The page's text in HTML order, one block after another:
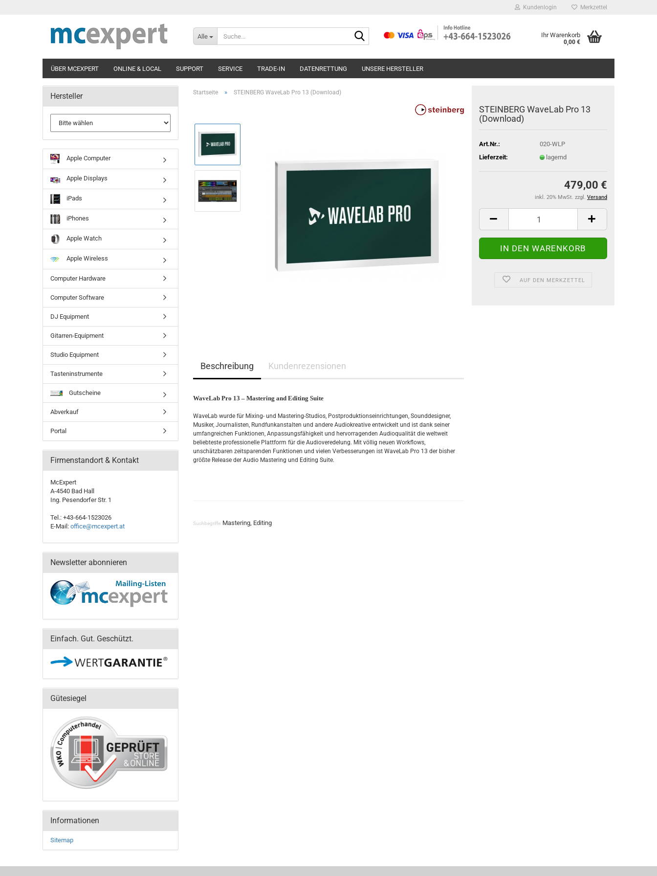
Kundenlogin Merkzettel
Alle
Suche...
Ihr Warenkorb
0,00 €
ÜBER MCEXPERT ONLINE & LOCAL SUPPORT SERVICE TRADE-IN DATENRETTUNG UNSERE HERSTELLER
Startseite » STEINBERG WaveLab Pro 13 (Download)
STEINBERG WaveLab Pro 13
(Download)
Art.Nr.:
020-WLP
Lieferzeit:
lagernd
479,00 €
inkl. 20% MwSt. zzgl. Versand
AUF DEN MERKZETTEL
Beschreibung Kundenrezensionen
WaveLab Pro 13 – Mastering and Editing Suite
WaveLab wurde für Mixing- und Mastering-Studios, Postproduktionseinrichtungen, Sounddesigner,
Musiker, Journalisten, Rundfunkanstalten und andere Audiokreative entwickelt und ist dank seiner
umfangreichen Funktionen, Anpassungsfähigkeit und hervorragenden Audioqualität die weltweit
beliebteste professionelle Plattform für die Audioveredelung. Mit völlig neuen Workflows,
unschätzbaren zeitsparenden Funktionen und vielen Verbesserungen ist WaveLab Pro 13 der bisher
größte Release der Audio Mastering und Editing Suite.
Suchbegriffe: Mastering, Editing
Hersteller
Apple Computer
Apple Displays
iPads
iPhones
Apple Watch
Apple Wireless
Computer Hardware
Computer Software
DJ Equipment
Gitarren-Equipment
Studio Equipment
Tasteninstrumente
Gutscheine
Abverkauf
Portal
Firmenstandort & Kontakt
McExpert
A-4540 Bad Hall
Ing. Pesendorfer Str. 1
Tel.: +43-664-1523026
E-Mail: office@mcexpert.at
Newsletter abonnieren
Einfach. Gut. Geschützt.
Gütesiegel
Informationen
Sitemap